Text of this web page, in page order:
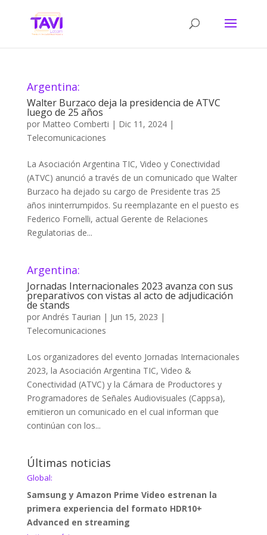
Argentina:
Walter Burzaco deja la presidencia de ATVC
luego de 25 años
por Matteo Comberti | Dic 11, 2024|
Telecomunicaciones
La Asociación Argentina TIC, Video y Conectividad
(ATVC) anunció a través de un comunicado que Walter
Burzaco ha dejado su cargo de Presidente tras 25
años ininterrumpidos. Su reemplazante en el puesto es
Federico Fornelli, actual Gerente de Relaciones
Regulatorias de...
Argentina:
Jornadas Internacionales 2023 avanza con sus
preparativos con vistas al acto de adjudicación
de stands
por Andrés Taurian | Jun 15, 2023 |
Telecomunicaciones
Los organizadores del evento Jornadas Internacionales
2023, la Asociación Argentina TIC, Video &
Conectividad (ATVC) y la Cámara de Productores y
Programadores de Señales Audiovisuales (Cappsa),
emitieron un comunicado en el cual informan que
continúan con los...
Últimas noticias
Global:
Samsung y Amazon Prime Video estrenan la
primera experiencia del formato HDR10+
Advanced en streaming